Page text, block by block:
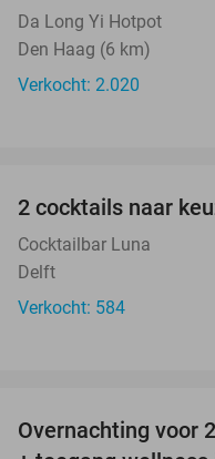
Da Long Yi Hotpot
Den Haag (6 km)
Verkocht: 2.020
2 cocktails naar
Cocktailbar Luna
Delft
Verkocht: 584
Overnachting voor